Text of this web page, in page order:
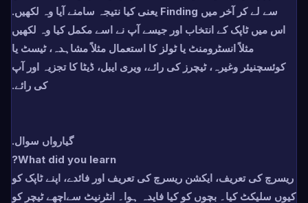
سے لے کر آخر میں Finding یعنی کیا نتیجہ سامنے آیا وہ لکھیں.
اس میں ٹاپک کے انتخاب اور جیسے آپ نے اسے مکمل کیا وہ لکھیں
مثلاً انسٹرومنٹ یا ٹولز کا استعمال مثلاً مشاہدہ، ٹیسٹ یا
کوئسچنیئر وغیرہ، ٹیچرز کی رائے، ویری ایبل، ڈیٹا کا تجزیہ اور آپ
کی رائے.
گیارواں سوال.
What did you learn?
ریسرچ کی تعریف، ایکشن ریسرچ کی تعریف اور فائدے، اپنے ٹاپک کو
کیوں سلیکٹ کیا۔ بچوں کو کیا فایدہ ہوا۔ انٹرنیٹ سےاچھے ٹیچر کو